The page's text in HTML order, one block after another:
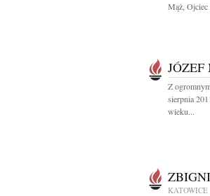
Mąż, Ojciec
JÓZEF
Z
sierpnia
wieku...
KATOWICE